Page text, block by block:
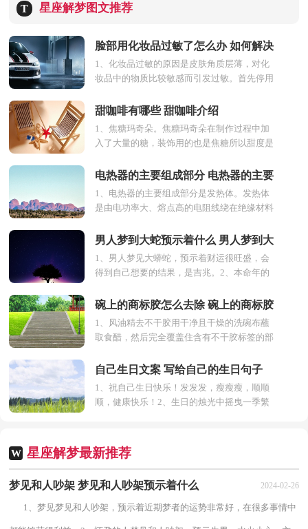
T 星座解梦图文推荐
脸部用化妆品过敏了怎么办 如何解决
脸部用化妆品过敏
1、化妆品过敏的原因是皮肤角质层薄，对化
妆品中的物质比较敏感而引发过敏。首先停用
时少用电脑...
甜咖啡有哪些 甜咖啡介绍
1、焦糖玛奇朵。焦糖玛奇朵在制作过程中加
入了大量的糖，装饰用的也是焦糖所以甜度是
啡里加入...
电热器的主要组成部分 电热器的主要
组成部分介绍
1、电热器的主要组成部分是发热体。发热体
是由电功率大、熔点高的电阻线绕在绝缘材料
的...
男人梦到大蛇预示着什么 男人梦到大
蛇是好是坏呢
1、男人梦见大蟒蛇，预示着财运很旺盛，会
得到自己想要的结果，是吉兆。2、本命年的
有所收获，外表须...
碗上的商标胶怎么去除 碗上的商标胶
去除技巧
1、风油精去不干胶用干净且干燥的洗碗布蘸
取食醋，然后完全覆盖住含有不干胶标签的部
标签撕下来...
自己生日文案 写给自己的生日句子
1、祝自己生日快乐！发发发，瘦瘦瘦，顺顺
顺，健康快乐！2、生日的烛光中摇曳一季繁
W 星座解梦最新推荐
梦见和人吵架 梦见和人吵架预示着什么 2024-02-26
1、梦见梦见和人吵架，预示着近期梦者的运势非常好，在很多事情中